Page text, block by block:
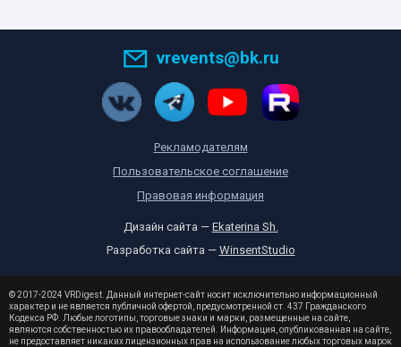
vrevents@bk.ru
Рекламодателям
Пользовательское соглашение
Правовая информация
Дизайн сайта — Ekaterina Sh.
Разработка сайта — WinsentStudio
© 2017-2024 VRDigest. Данный интернет-сайт носит исключительно информационный
характер и не является публичной офертой, предусмотренной ст. 437 Гражданского
Кодекса РФ. Любые логотипы, торговые знаки и марки, размещенные на сайте,
являются собственностью их правообладателей. Информация, опубликованная на сайте,
не предоставляет никаких лицензионных прав на использование любых торговых марок